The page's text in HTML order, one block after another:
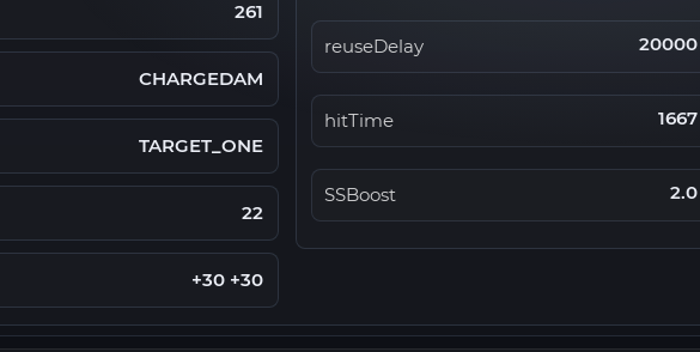
261
CHARGEDAM
TARGET_ONE
22
+30 +30
reuseDelay 20000
hitTime 1667
SSBoost 2.0